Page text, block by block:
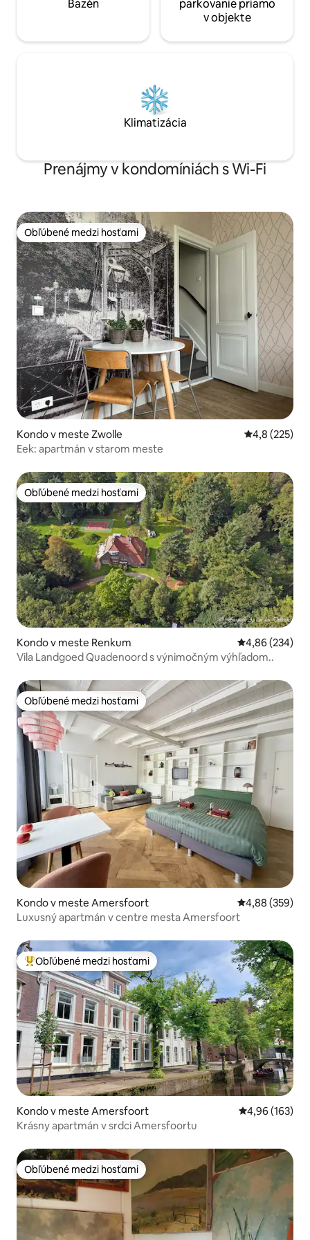
Bazén
parkovanie priamo
v objekte
Klimatizácia
Prenájmy v kondomíniách s Wi-Fi
Obľúbené medzi hosťami
Obľúbené medzi hosťami
Kondo v meste Zwolle Priemerné
4,8 (225)
Eek: apartmán v starom meste
Obľúbené medzi hosťami
Obľúbené medzi hosťami
Kondo v meste Renkum Priemerné
4,86 (234)
Vila Landgoed Quadenoord s výnimočným výhľadom..
Obľúbené medzi hosťami
Obľúbené medzi hosťami
Kondo v meste Amersfoort Priemerné
4,88 (359)
Luxusný apartmán v centre mesta Amersfoort
Najobľúbenejšie medzi hosťami
Obľúbené medzi hosťami
Kondo v meste Amersfoort Priemerné
4,96 (163)
Krásny apartmán v srdci Amersfoortu
Obľúbené medzi hosťami
Obľúbené medzi hosťami